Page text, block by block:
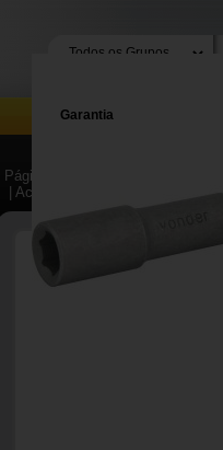
Garantia
Página Inicial
| Acessórios para ferramentas a